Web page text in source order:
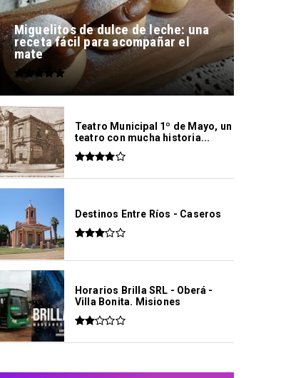
Miguelitos de dulce de leche: una
receta fácil para acompañar el
mate
Teatro Municipal 1º de Mayo, un
teatro con mucha historia...
Destinos Entre Ríos - Caseros
Horarios Brilla SRL - Oberá -
Villa Bonita. Misiones